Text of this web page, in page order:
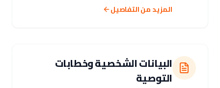
المزيد من التفاصيل
البيانات الشخصية وخطابات
التوصية